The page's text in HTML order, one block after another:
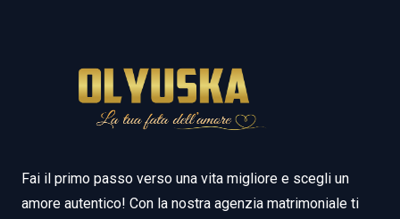
Fai il primo passo verso una vita migliore e scegli un
amore autentico! Con la nostra agenzia matrimoniale ti